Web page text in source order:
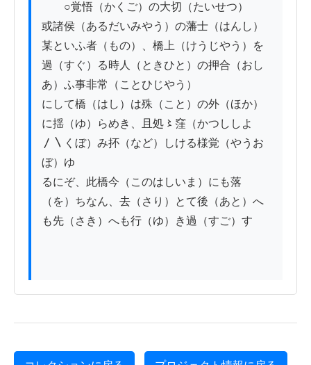
○覚悟（かくご）の大切（たいせつ）
或諸侯（あるだいみやう）の藩士（はんし）
某といふ者（もの）、橋上（けうじやう）を
過（すぐ）る時人（ときひと）の押合（おし
あ）ふ事非常（ことひじやう）
にして橋（はし）は殊（こと）の外（ほか）
に揺（ゆ）らめき、且処〻窪（かつししよ
〳〵くぼ）み抔（など）しける様覚（やうお
ぼ）ゆ
るにぞ、此橋今（このはしいま）にも落
（を）ちなん、去（さり）とて後（あと）へ
も先（さき）へも行（ゆ）き過（すご）す